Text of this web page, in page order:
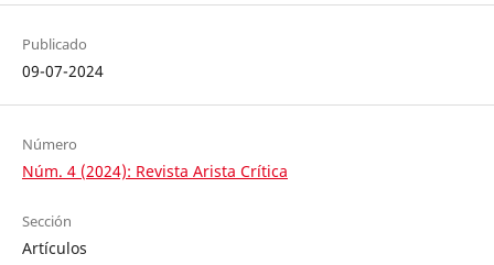
Publicado
09-07-2024
Número
Núm. 4 (2024): Revista Arista Crítica
Sección
Artículos